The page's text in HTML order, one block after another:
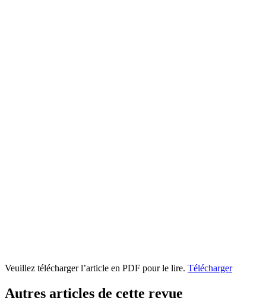
Veuillez télécharger l’article en PDF pour le lire. Télécharger
Autres articles de cette revue